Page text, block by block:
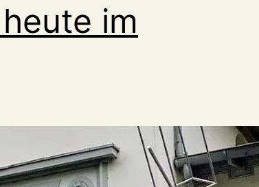
im